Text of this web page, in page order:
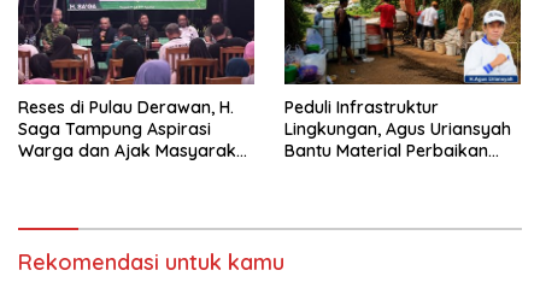
Reses di Pulau Derawan, H.
Saga Tampung Aspirasi
Warga dan Ajak Masyarakat
Peduli Infrastruktur
Lingkungan, Agus Uriansyah
Bantu Material Perbaikan
Rekomendasi untuk kamu